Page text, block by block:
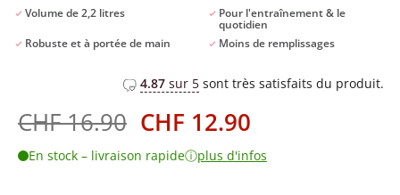
Volume de 2,2 litres
Pour l'entraînement & le
quotidien
Robuste et à portée de main
Moins de remplissages
4.87sur 5sont très satisfaits du produit.
CHF16.90 Le
prix
initial
CHF 12.90Le
prix
actuel
En stock – livraison rapideⓘplus d'infos